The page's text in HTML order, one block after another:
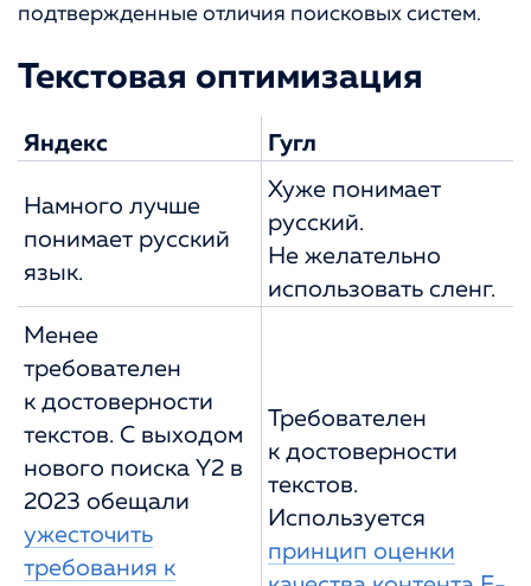
подтвержденные отличия поисковых систем.
Текстовая оптимизация
Яндекс Гугл
Намного лучше
понимает русский
язык.
Хуже понимает
русский.
Не желательно
использовать сленг.
Менее
требователен
к достоверности
текстов. С выходом
нового поиска Y2 в
2023 обещали
ужесточить
требования к
Требователен
к достоверности
текстов.
Используется
принцип оценки